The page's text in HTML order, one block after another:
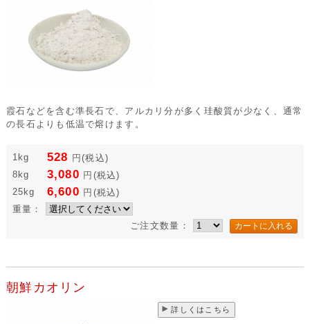
霞石などを含む準長石で、アルカリ分が多く珪酸質が少なく、通常
の長石よりも低温で熔けます。
1kg 528 円(税込)
8kg
3,080 円 (税込)
25kg
6,600 円 (税込)
重量：
ご注文数量：
朝鮮カオリン
詳しくはこちら